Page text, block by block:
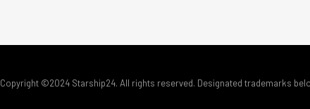
Copyright ©2024 Starship24. All rights reserved. Designated trademarks